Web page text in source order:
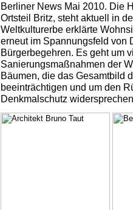
Berliner News Mai 2010. Die
Ortsteil Britz, steht aktuell in
Weltkulturerbe erklärte
erneut im Spannungsfeld von
Bürgerbegehren. Es geht um
Sanierungsmaßnahmen der
Bäumen, die das Gesamtbild
beeinträchtigen und um den
Denkmalschutz